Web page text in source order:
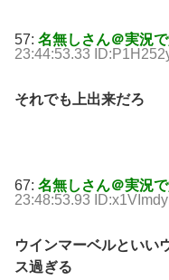
57: 名無しさん＠実況
23:44:53.33
それでも上出来だろ
67: 名無しさん＠実況
23:48:53.93
ウインマーベルといい
ス過ぎる